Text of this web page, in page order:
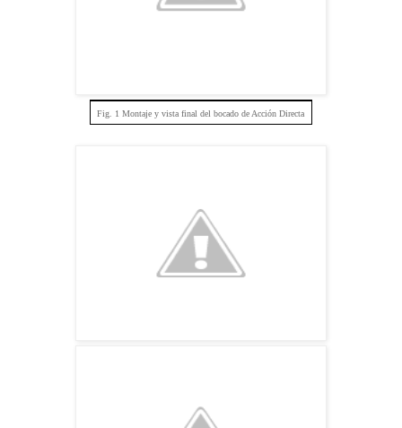
Fig. 1 Montaje y vista final del bocado de Acción Directa